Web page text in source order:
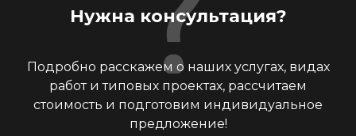
Нужна консультация?
Подробно расскажем о наших услугах, видах
работ и типовых проектах, рассчитаем
стоимость и подготовим индивидуальное
предложение!